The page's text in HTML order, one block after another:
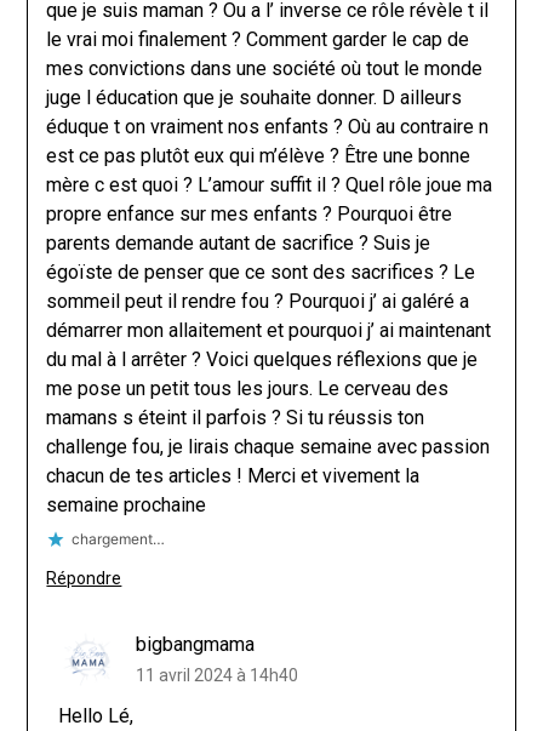
que je suis maman ? Ou a l’ inverse ce rôle révèle t il
le vrai moi finalement ? Comment garder le cap de
mes convictions dans une société où tout le monde
juge l éducation que je souhaite donner. D ailleurs
éduque t on vraiment nos enfants ? Où au contraire n
est ce pas plutôt eux qui m’élève ? Être une bonne
mère c est quoi ? L’amour suffit il ? Quel rôle joue ma
propre enfance sur mes enfants ? Pourquoi être
parents demande autant de sacrifice ? Suis je
égoïste de penser que ce sont des sacrifices ? Le
sommeil peut il rendre fou ? Pourquoi j’ ai galéré a
démarrer mon allaitement et pourquoi j’ ai maintenant
du mal à l arrêter ? Voici quelques réflexions que je
me pose un petit tous les jours. Le cerveau des
mamans s éteint il parfois ? Si tu réussis ton
challenge fou, je lirais chaque semaine avec passion
chacun de tes articles ! Merci et vivement la
semaine prochaine
chargement…
Répondre
bigbangmama
11 avril 2024 à 14h40
Hello Lé,